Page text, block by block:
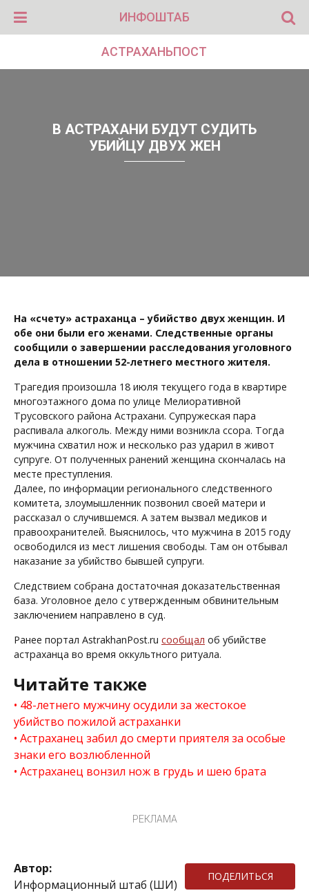
ИНФОШТАБ
АСТРАХАНЬПОСТ
В АСТРАХАНИ БУДУТ СУДИТЬ
УБИЙЦУ ДВУХ ЖЕН
На «счету» астраханца – убийство двух женщин. И
обе они были его женами. Следственные органы
сообщили о завершении расследования уголовного
дела в отношении 52-летнего местного жителя.
Трагедия произошла 18 июля текущего года в квартире
многоэтажного дома по улице Мелиоративной
Трусовского района Астрахани. Супружеская пара
распивала алкоголь. Между ними возникла ссора. Тогда
мужчина схватил нож и несколько раз ударил в живот
супруге. От полученных ранений женщина скончалась на
месте преступления.
Далее, по информации регионального следственного
комитета, злоумышленник позвонил своей матери и
рассказал о случившемся. А затем вызвал медиков и
правоохранителей. Выяснилось, что мужчина в 2015 году
освободился из мест лишения свободы. Там он отбывал
наказание за убийство бывшей супруги.
Следствием собрана достаточная доказательственная
база. Уголовное дело с утвержденным обвинительным
заключением направлено в суд.
Ранее портал AstrakhanPost.ru сообщал об убийстве
астраханца во время оккультного ритуала.
Читайте также
48-летнего мужчину осудили за жестокое
убийство пожилой астраханки
Астраханец забил до смерти приятеля за особые
знаки его возлюбленной
Астраханец вонзил нож в грудь и шею брата
РЕКЛАМА
Автор:
Информационный штаб (ШИ)
ПОДЕЛИТЬСЯ